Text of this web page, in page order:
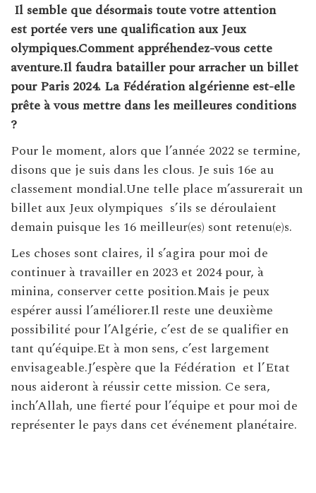
Il semble que désormais toute votre attention
est portée vers une qualification aux Jeux
olympiques.Comment appréhendez-vous cette
aventure.Il faudra batailler pour arracher un billet
pour Paris 2024. LaFédération algérienne est-elle
prête à vous mettre dans les meilleures conditions
?
Pour le moment, alors que l’année 2022 se termine,
disons que je suis dans les clous. Je suis 16e au
classement mondial.Une telle place m’assurerait un
billet aux Jeux olympiques s’ils se déroulaient
demain puisque les 16 meilleur(es) sont retenu(e)s.
Les choses sont claires, il s’agira pour moi de
continuer à travailler en 2023 et 2024 pour, à
minina, conserver cette position.Mais je peux
espérer aussi l’améliorer.Il reste une deuxième
possibilité pour l’Algérie, c’est de se qualifier en
tant qu’équipe.Et à mon sens, c’est largement
envisageable.J’espère que la Fédération et l’Etat
nous aideront à réussir cette mission. Ce sera,
inch’Allah, une fierté pour l’équipe et pour moi de
représenter le pays dans cet événement planétaire.